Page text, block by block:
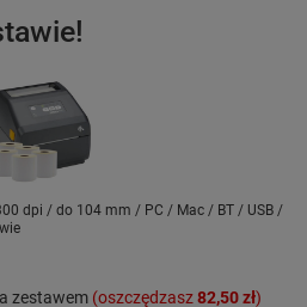
dpi / do 104 mm / PC / Mac / BT / USB /
zestawem (oszczędzasz82,50 zł)